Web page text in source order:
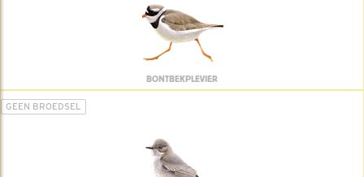
BONTBEKPLEVIER
GEEN BROEDSEL